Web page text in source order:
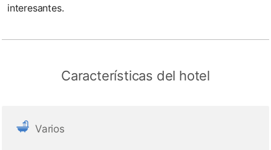
interesantes.
Características del hotel
Varios